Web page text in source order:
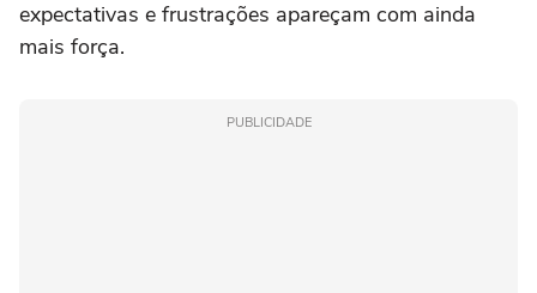
expectativas e frustrações apareçam com ainda
mais força.
PUBLICIDADE